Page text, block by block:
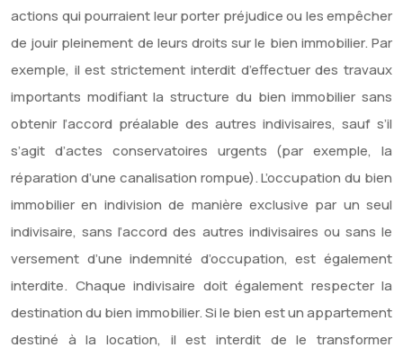
actions qui pourraient leur porter préjudice ou les empêcher
de jouir pleinement de leurs droits sur le bien immobilier. Par
exemple, il est strictement interdit d’effectuer des travaux
importants modifiant la structure du bien immobilier sans
obtenir l’accord préalable des autres indivisaires, sauf s’il
s’agit d’actes conservatoires urgents (par exemple, la
réparation d’une canalisation rompue). L’occupation du bien
immobilier en indivision de manière exclusive par un seul
indivisaire, sans l’accord des autres indivisaires ou sans le
versement d’une indemnité d’occupation, est également
interdite. Chaque indivisaire doit également respecter la
destination du bien immobilier. Si le bien est un appartement
destiné à la location, il est interdit de le transformer